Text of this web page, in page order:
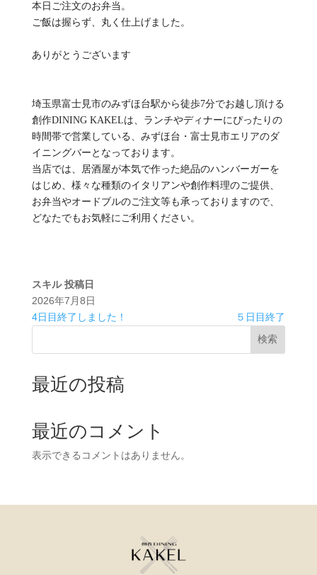
本日ご注文のお弁当。
ご飯は握らず、丸く仕上げました。
ありがとうございます
埼玉県富士見市のみずほ台駅から徒歩7分でお越し頂ける
創作DINING KAKELは、ランチやディナーにぴったりの
時間帯で営業している、みずほ台・富士見市エリアのダ
イニングバーとなっております。
当店では、居酒屋が本気で作った絶品のハンバーガーを
はじめ、様々な種類のイタリアンや創作料理のご提供、
お弁当やオードブルのご注文等も承っておりますので、
どなたでもお気軽にご利用ください。
スキル 投稿日
2026年7月8日
4日目終了しました！
５日目終了
検索
最近の投稿
最近のコメント
表示できるコメントはありません。